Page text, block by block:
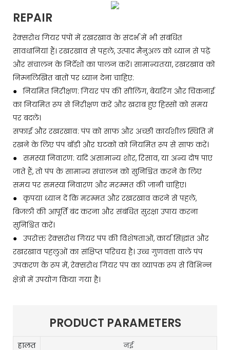
REPAIR
रेक्सरोथ गियर पंपों में रखरखाव के संदर्भ में भी संबंधित
सावधानियां हैं। रखरखाव से पहले, उत्पाद मैनुअल को ध्यान से पढ़ें
और संचालन के निर्देशों का पालन करें। सामान्यतया, रखरखाव को
निम्नलिखित बातों पर ध्यान देना चाहिए:
● नियमित निरीक्षण: गियर पंप की सीलिंग, बेयरिंग और चिकनाई
का नियमित रूप से निरीक्षण करें और खराब हुए हिस्सों को समय
पर बदलें।
सफाई और रखरखाव: पंप को साफ और अच्छी कार्यशील स्थिति में
रखने के लिए पंप बॉडी और घटकों को नियमित रूप से साफ करें।
● समस्या निवारण: यदि असामान्य शोर, रिसाव, या अन्य दोष पाए
जाते हैं, तो पंप के सामान्य संचालन को सुनिश्चित करने के लिए
समय पर समस्या निवारण और मरम्मत की जानी चाहिए।
● कृपया ध्यान दें कि मरम्मत और रखरखाव करने से पहले,
बिजली की आपूर्ति बंद करना और संबंधित सुरक्षा उपाय करना
सुनिश्चित करें।
● उपरोक्त रेक्सरोथ गियर पंप की विशेषताओं, कार्य सिद्धांत और
रखरखाव पहलुओं का संक्षिप्त परिचय है। उच्च गुणवत्ता वाले पंप
उपकरण के रूप में, रेक्सरोथ गियर पंप का व्यापक रूप से विभिन्न
क्षेत्रों में उपयोग किया गया है।
PRODUCT PARAMETERS
हालत नई